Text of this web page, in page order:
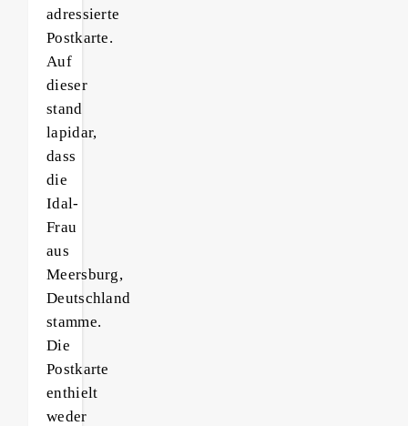
adressierte
Postkarte.
Auf
dieser
stand
lapidar,
dass
die
Idal-
Frau
aus
Meersburg,
Deutschland
stamme.
Die
Postkarte
enthielt
weder